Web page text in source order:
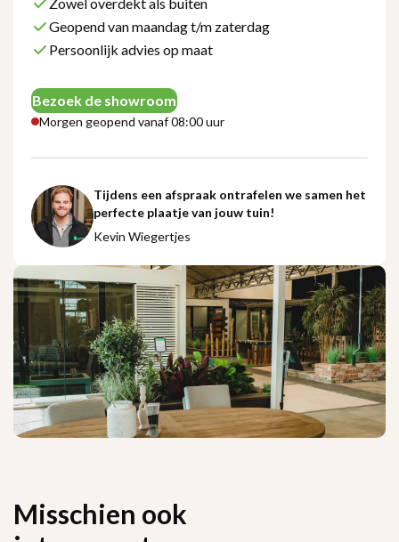
Geopend van maandag t/m zaterdag
Persoonlijk advies op maat
Bezoek de showroom
Morgen geopend vanaf 08:00 uur
Tijdens een afspraak ontrafelen we samen het
perfecte plaatje van jouw tuin!
Kevin Wiegertjes
Misschien ook